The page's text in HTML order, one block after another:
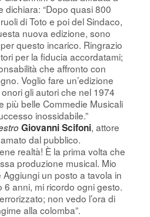
dichiara: “Dopo quasi 800
di Toto e poi del Sindaco,
nuova edizione, sono
questo incarico. Ringrazio
per la fiducia accordatami;
che affronto con
Voglio fare un’edizione
gli autori che nel 1974
più belle Commedie Musicali
inossidabile.”
Giovanni Scifoni, attore
dal pubblico.
realtà! È la prima volta che
produzione musical. Mio
un posto a tavola in
anni, mi ricordo ogni gesto.
non vedo l’ora di
alla colomba”.